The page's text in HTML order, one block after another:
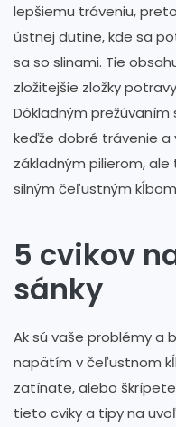
lepšiemu tráveniu,
ústnej dutine, kde sa
sa so slinami. Tie
zložitejšie zložky
Dôkladným prežúvaním
keďže dobré trávenie a
základným pilierom,
silným čeľustným
5 cvikov
sánky
Ak sú vaše problémy a
napätím v čeľustnom
zatínate, alebo
tieto cviky a tipy na